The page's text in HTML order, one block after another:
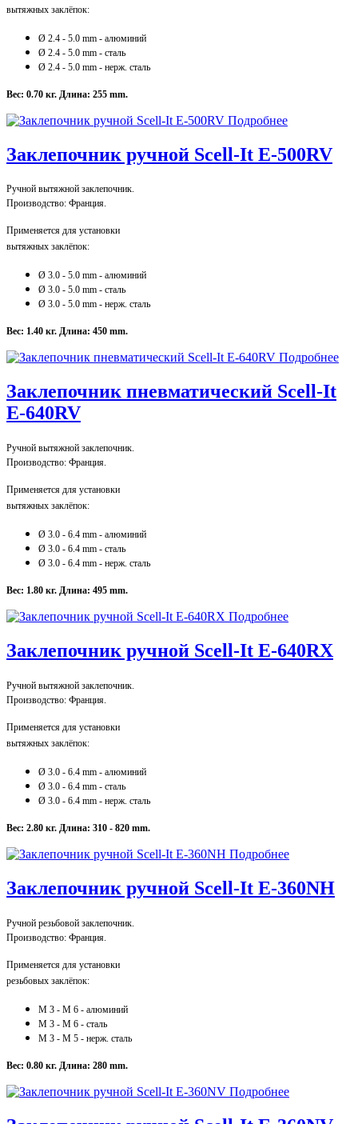
вытяжных заклёпок:
Ø 2.4 - 5.0 mm - алюминий
Ø 2.4 - 5.0 mm - сталь
Ø 2.4 - 5.0 mm - нерж. сталь
Вес: 0.70 кг. Длина: 255 mm.
Подробнее
Заклепочник ручной Scell-It E-500RV
Ручной вытяжной заклепочник.
Производство: Франция.
Применяется для установки
вытяжных заклёпок:
Ø 3.0 - 5.0 mm - алюминий
Ø 3.0 - 5.0 mm - сталь
Ø 3.0 - 5.0 mm - нерж. сталь
Вес: 1.40 кг. Длина: 450 mm.
Подробнее
Заклепочник пневматический Scell-It
E-640RV
Ручной вытяжной заклепочник.
Производство: Франция.
Применяется для установки
вытяжных заклёпок:
Ø 3.0 - 6.4 mm - алюминий
Ø 3.0 - 6.4 mm - сталь
Ø 3.0 - 6.4 mm - нерж. сталь
Вес: 1.80 кг. Длина: 495 mm.
Подробнее
Заклепочник ручной Scell-It E-640RХ
Ручной вытяжной заклепочник.
Производство: Франция.
Применяется для установки
вытяжных заклёпок:
Ø 3.0 - 6.4 mm - алюминий
Ø 3.0 - 6.4 mm - сталь
Ø 3.0 - 6.4 mm - нерж. сталь
Вес: 2.80 кг. Длина: 310 - 820 mm.
Подробнее
Заклепочник ручной Scell-It E-360NH
Ручной резьбовой заклепочник.
Производство: Франция.
Применяется для установки
резьбовых заклёпок:
M 3 - M 6 - алюминий
M 3 - M 6 - сталь
M 3 - M 5 - нерж. сталь
Вес: 0.80 кг. Длина: 280 mm.
Подробнее